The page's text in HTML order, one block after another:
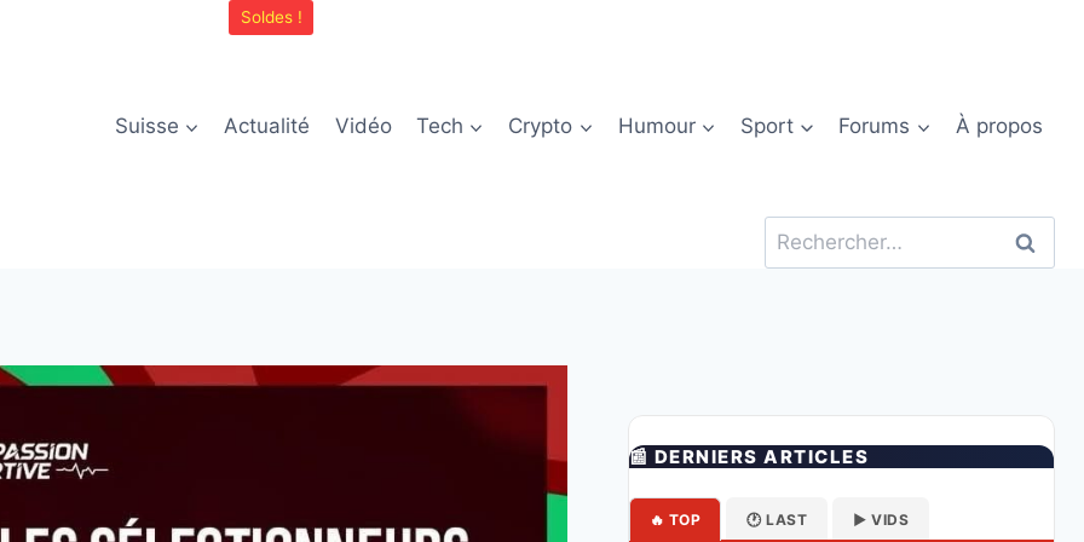
Soldes !
Suisse Actualité Vidéo Tech Crypto Humour Sport Forums À propos
Rechercher :
📰 DERNIERS ARTICLES
🔥 TOP 🕐 LAST ▶️ VIDS